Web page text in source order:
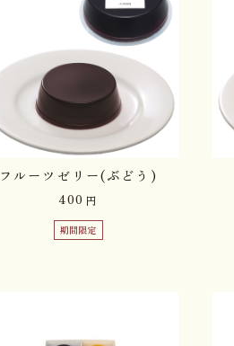
フルーツゼリー(ぶどう)
400 円
期間限定